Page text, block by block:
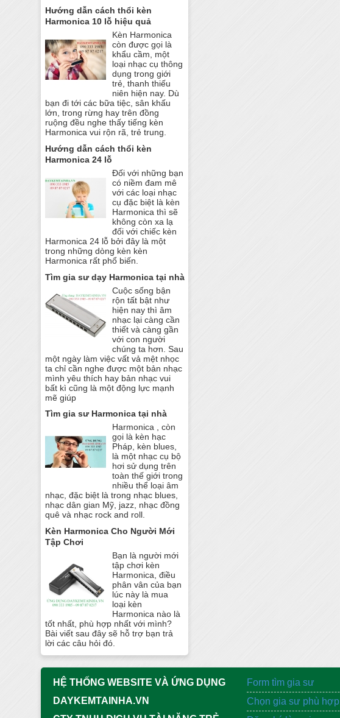
Hướng dẫn cách thổi kèn
Harmonica 10 lỗ hiệu quả
Kèn Harmonica
còn được gọi là
khẩu cầm, một
loại nhạc cụ thông
dụng trong giới
trẻ, thanh thiếu
niên hiện nay. Dù
bạn đi tới các bữa tiệc, sân khấu
lớn, trong rừng hay trên đồng
ruộng đều nghe thấy tiếng kèn
Harmonica vui rộn rã, trẻ trung.
Hướng dẫn cách thổi kèn
Harmonica 24 lỗ
Đối với những bạn
có niềm đam mê
với các loại nhạc
cụ đặc biệt là kèn
Harmonica thì sẽ
không còn xa lạ
đối với chiếc kèn
Harmonica 24 lỗ bởi đây là một
trong những dòng kèn kèn
Harmonica rất phổ biến.
Tìm gia sư dạy Harmonica tại nhà
Cuộc sống bận
rộn tất bật như
hiện nay thì âm
nhạc lại càng cần
thiết và càng gần
với con người
chúng ta hơn. Sau
một ngày làm việc vất vả mệt nhọc
ta chỉ cần nghe được một bản nhạc
mình yêu thích hay bản nhạc vui
bất kì cũng là một động lực mạnh
mẽ giúp
Tìm gia sư Harmonica tại nhà
Harmonica , còn
gọi là kèn hạc
Pháp, kèn blues,
là một nhạc cụ bộ
hơi sử dụng trên
toàn thế giới trong
nhiều thể loại âm
nhạc, đặc biệt là trong nhạc blues,
nhạc dân gian Mỹ, jazz, nhạc đồng
quê và nhạc rock and roll.
Kèn Harmonica Cho Người Mới
Tập Chơi
Bạn là người mới
tập chơi kèn
Harmonica, điều
phân vân của bạn
lúc này là mua
loại kèn
Harmonica nào là
tốt nhất, phù hợp nhất với mình?
Bài viết sau đây sẽ hỗ trợ bạn trả
lời các câu hỏi đó.
HỆ THỐNG WEBSITE VÀ ỨNG DỤNG
DAYKEMTAINHA.VN
Form tìm gia sư
Chọn gia sư phù hợp